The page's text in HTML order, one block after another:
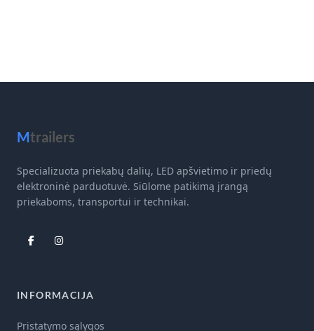
Mtrailers
Specializuota priekabų dalių, LED apšvietimo ir priedų
elektroninė parduotuvė. Siūlome patikimą įrangą
priekaboms, transportui ir technikai.
INFORMACIJA
Pristatymo sąlygos